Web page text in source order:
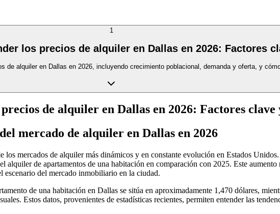
1
los precios de alquiler en Dallas en 2026: Factores
de alquiler en Dallas en 2026, incluyendo crecimiento poblacional, demanda y oferta, y
de alquiler en Dallas en 2026: Factores clave
mercado de alquiler en Dallas en 2026
mercados de alquiler más dinámicos y en constante evolución en Estados
alquiler de apartamentos de una habitación en comparación con 2025. Este
escenario del mercado inmobiliario en la ciudad.
de una habitación en Dallas se sitúa en aproximadamente 1,470 dólares,
Estos datos, provenientes de estadísticas recientes, permiten entender las